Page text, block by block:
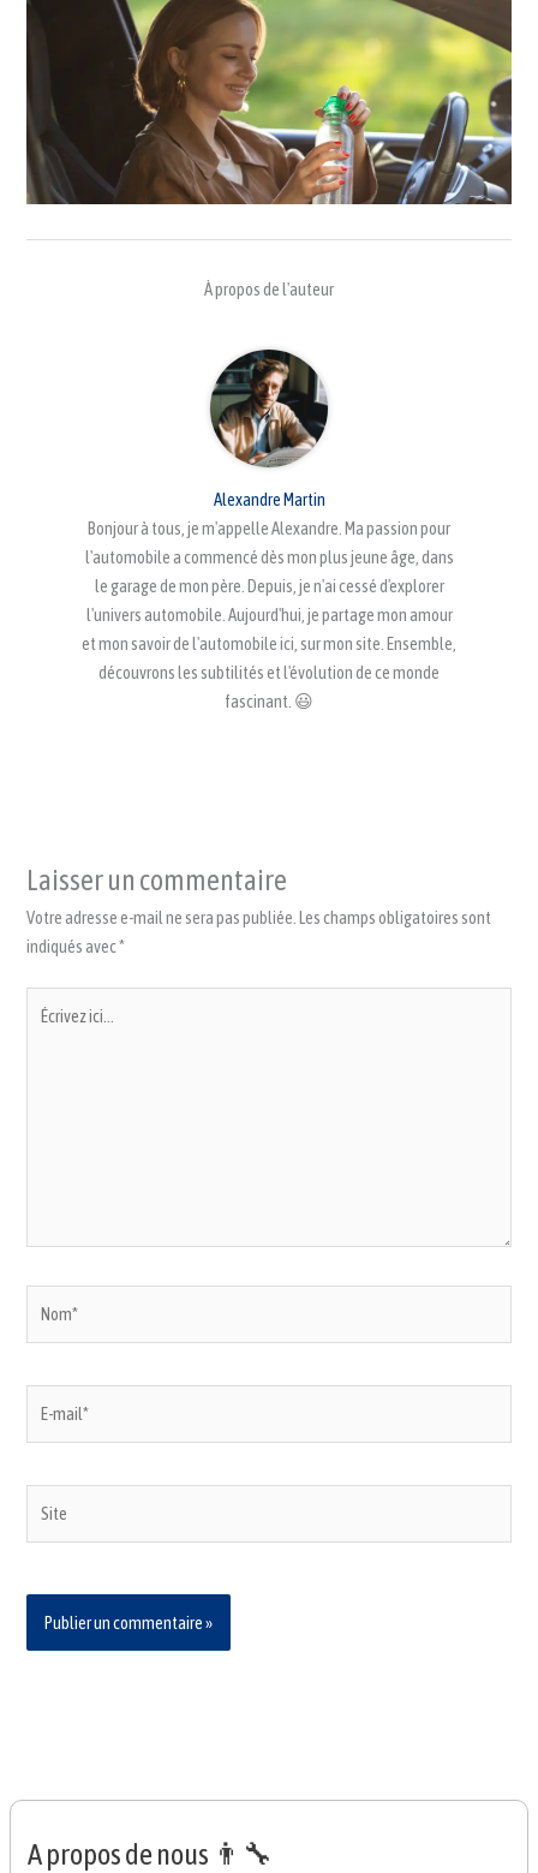
À propos de l'auteur
Alexandre Martin
Bonjour à tous, je m'appelle Alexandre. Ma passion pour
l'automobile a commencé dès mon plus jeune âge, dans
le garage de mon père. Depuis, je n'ai cessé d'explorer
l'univers automobile. Aujourd'hui, je partage mon amour
et mon savoir de l'automobile ici, sur mon site. Ensemble,
découvrons les subtilités et l'évolution de ce monde
fascinant. 😃
Laisser un commentaire
Votre adresse e-mail ne sera pas publiée. Les champs obligatoires sont
indiqués avec*
ici…
mail*
A propos de nous 👨‍🔧